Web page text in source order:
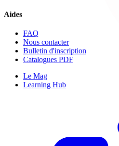
Aides
FAQ
Nous contacter
Bulletin d'inscription
Catalogues PDF
Le Mag
Learning Hub